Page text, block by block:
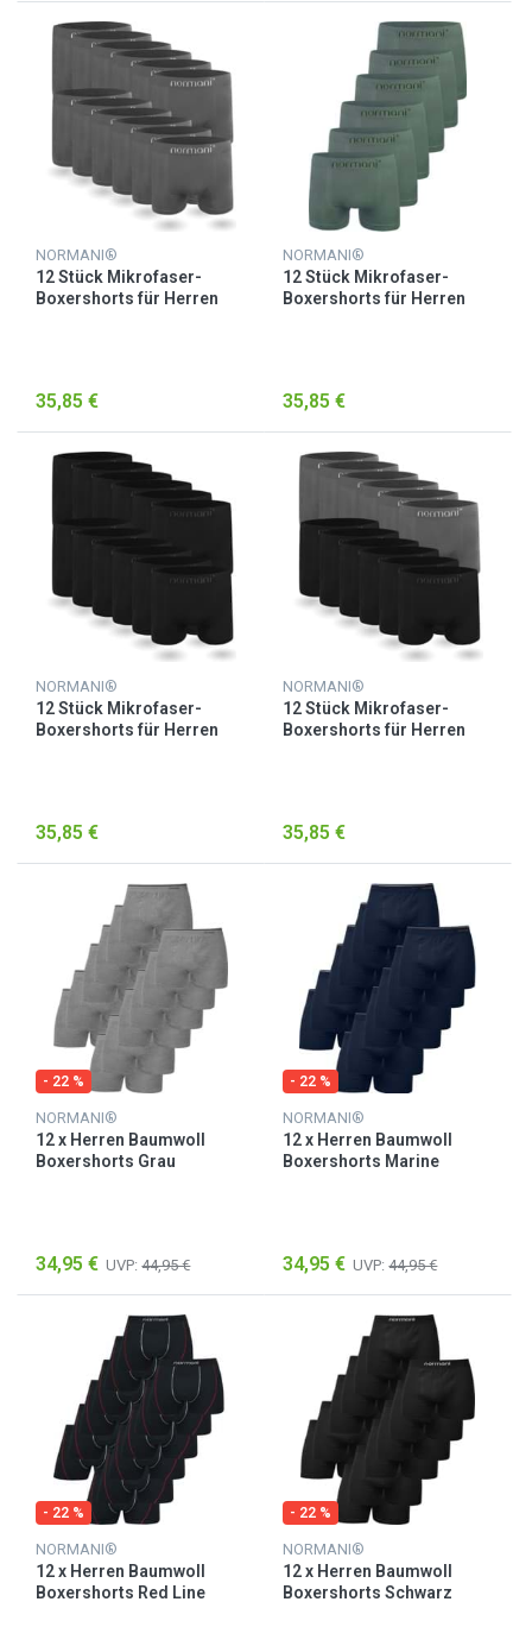
NORMANI®
12 Stück Mikrofaser-
Boxershorts für Herren
35,85 €
NORMANI®
12 Stück Mikrofaser-
Boxershorts für Herren
35,85 €
NORMANI®
12 Stück Mikrofaser-
Boxershorts für Herren
35,85 €
NORMANI®
12 Stück Mikrofaser-
Boxershorts für Herren
35,85 €
- 22 %
NORMANI®
12 x Herren Baumwoll
Boxershorts Grau
34,95 € UVP: 44,95 €
- 22 %
NORMANI®
12 x Herren Baumwoll
Boxershorts Marine
34,95 € UVP: 44,95 €
- 22 %
NORMANI®
12 x Herren Baumwoll
Boxershorts Red Line
- 22 %
NORMANI®
12 x Herren Baumwoll
Boxershorts Schwarz